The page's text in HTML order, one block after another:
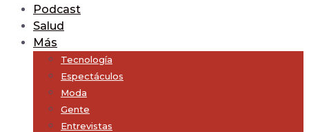
Podcast
Salud
Más
Tecnología
Espectáculos
Moda
Gente
Entrevistas